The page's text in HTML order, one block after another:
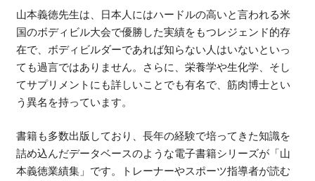
楽天
ふるさとチョイス
ふるなび
ENGLISH
山本義徳先生は、日本人にはハードルの高いと言われる米
国のボディビル大会で優勝した実績をもつレジェンド的存
在で、ボディビルダーであれば知らない人はいないといっ
ても過言ではありません。さらに、栄養学や生化学、そし
てサプリメントにも詳しいことでも有名で、筋肉博士とい
う異名を持っています。
書籍も多数出版しており、長年の経験で培ってきた知識を
詰め込んだデータベースのような電子書籍シリーズが「山
本義徳業績集」です。トレーナーやスポーツ指導者が読む